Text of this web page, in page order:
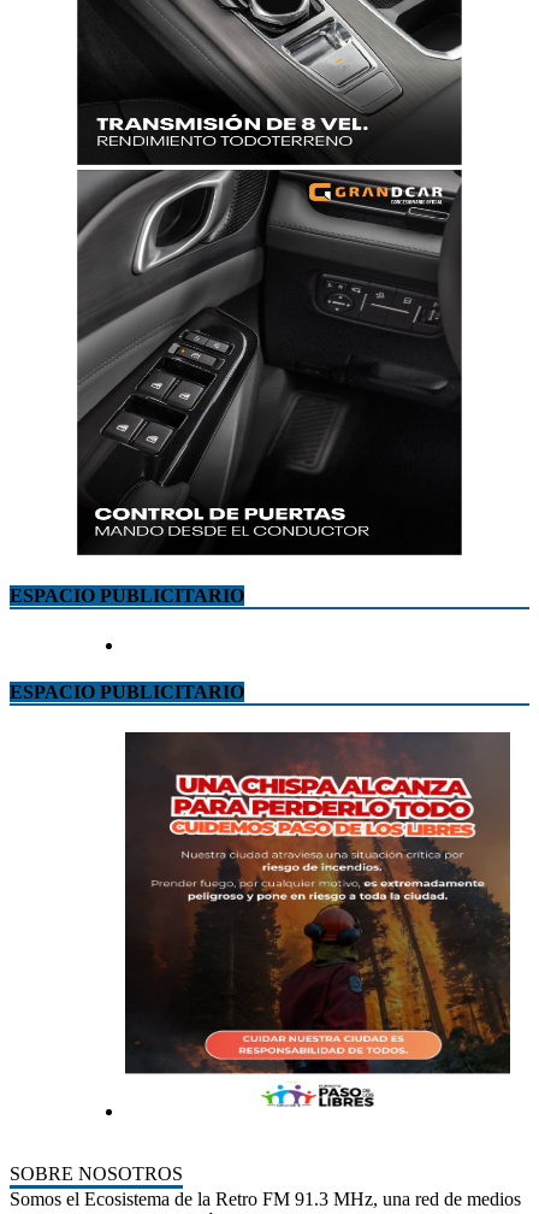
ESPACIO PUBLICITARIO
ESPACIO PUBLICITARIO
SOBRE NOSOTROS
Somos el Ecosistema de la Retro FM 91.3 MHz, una red de medios